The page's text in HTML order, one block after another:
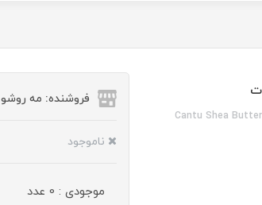
Cantu Shea
فروشنده: مه رو‌شو
ناموجود
موجودی : 0 عدد